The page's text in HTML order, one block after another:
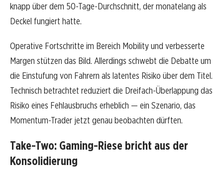
knapp über dem 50-Tage-Durchschnitt, der monatelang als
Deckel fungiert hatte.
Operative Fortschritte im Bereich Mobility und verbesserte
Margen stützen das Bild. Allerdings schwebt die Debatte um
die Einstufung von Fahrern als latentes Risiko über dem Titel.
Technisch betrachtet reduziert die Dreifach-Überlappung das
Risiko eines Fehlausbruchs erheblich — ein Szenario, das
Momentum-Trader jetzt genau beobachten dürften.
Take-Two: Gaming-Riese bricht aus der
Konsolidierung